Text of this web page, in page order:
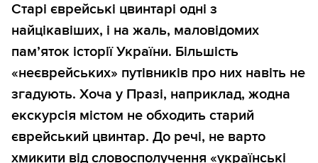
Старі єврейські цвинтарі одні з
найцікавіших, і на жаль, маловідомих
пам’яток історії України. Більшість
«неєврейських» путівників про них навіть не
згадують. Хоча у Празі, наприклад, жодна
екскурсія містом не обходить старий
єврейський цвинтар. До речі, не варто
хмикити від словосполучення «українські